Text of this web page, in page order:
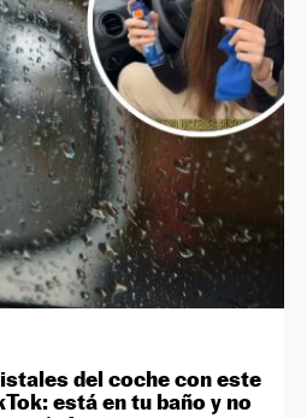
del coche con este
está en tu baño y no